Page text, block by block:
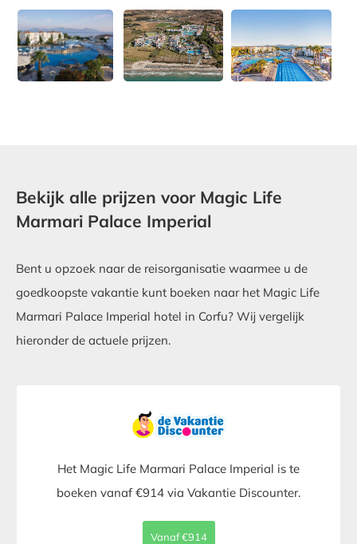
Bekijk alle prijzen voor Magic Life
Marmari Palace Imperial
Bent u opzoek naar de reisorganisatie waarmee u de
goedkoopste vakantie kunt boeken naar het Magic Life
Marmari Palace Imperial hotel in Corfu? Wij vergelijk
hieronder de actuele prijzen.
Het Magic Life Marmari Palace Imperial is te
boeken vanaf €914 via Vakantie Discounter.
Vanaf €914